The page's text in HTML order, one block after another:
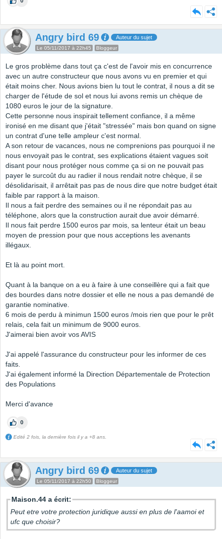
Angry bird 69 Auteur du sujet
Le 05/11/2017 à 22h45 Bloggeur
Le gros problème dans tout ça c'est de l'avoir mis en concurrence
avec un autre constructeur que nous avons vu en premier et qui
était moins cher. Nous avions bien lu tout le contrat, il nous a dit se
charger de l'étude de sol et nous lui avons remis un chèque de
1080 euros le jour de la signature.
Cette personne nous inspirait tellement confiance, il a même
ironisé en me disant que j'était "stressée" mais bon quand on signe
un contrat d'une telle ampleur c'est normal.
A son retour de vacances, nous ne comprenions pas pourquoi il ne
nous envoyait pas le contrat, ses explications étaient vagues soit
disant pour nous protéger nous comme ça si on ne pouvait pas
payer le surcoût du au radier il nous rendait notre chèque, il se
désolidarisait, il arrêtait pas pas de nous dire que notre budget était
faible par rapport à la maison.
Il nous a fait perdre des semaines ou il ne répondait pas au
téléphone, alors que la construction aurait due avoir démarré.
Il nous fait perdre 1500 euros par mois, sa lenteur était un beau
moyen de pression pour que nous acceptions les avenants
illégaux.
Et là au point mort.
Quant à la banque on a eu à faire à une conseillère qui a fait que
des bourdes dans notre dossier et elle ne nous a pas demandé de
garantie nominative.
6 mois de perdu à minimun 1500 euros /mois rien que pour le prêt
relais, cela fait un minimum de 9000 euros.
J'aimerai bien avoir vos AVIS
J'ai appelé l'assurance du constructeur pour les informer de ces
faits.
J'ai également informé la Direction Départementale de Protection
des Populations
Merci d'avance
0
Edité 2 fois, la dernière fois il y a +8 ans.
Angry bird 69 Auteur du sujet
Le 05/11/2017 à 22h50 Bloggeur
Maison.44 a écrit:
Peut etre votre protection juridique aussi en plus de l'aamoi et
ufc que choisir?